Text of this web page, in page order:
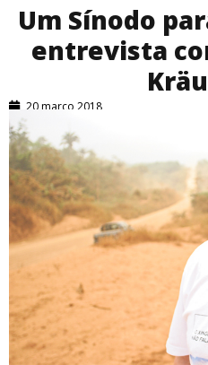
Um Sínodo
entrevista
20 março 2018